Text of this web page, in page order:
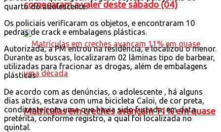
comecaram a valer deste sábado (04)
Matrículas em creches avançam 11% em quase
quarto do adolescente.
Os policiais verificaram os objetos, e encontraram 10
pedras de crack e embalagens plásticas.
Autorizada, a PM entrou na residência, e localizou o menor.
Durante as buscas, localizaram 02 lâminas tipo de barbear,
utilizadas para fracionar as drogas, além de embalagens
plásticas.
De acordo com as denúncias, o adolescente , há alguns
dias atrás, estava com uma bicicleta Caloi, de cor preta,
condizente com uma que havia sido furtada, em data
pretérita, conforme registro, a qual foi localizada no
quintal.